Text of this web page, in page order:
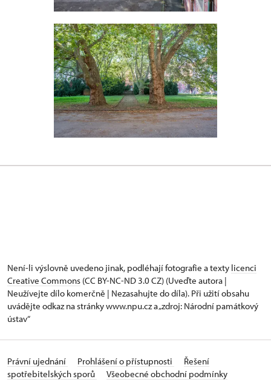
Není-li výslovně uvedeno jinak, podléhají fotografie a texty licenci
Creative Commons (CC BY-NC-ND 3.0 CZ) (Uveďte autora |
Neužívejte dílo komerčně | Nezasahujte do díla). Při užití obsahu
uvádějte odkaz na stránky www.npu.cz a „zdroj: Národní památkový
ústav“
Právní ujednání Prohlášení o přístupnosti
Řešení
spotřebitelských sporů
Všeobecné obchodní podmínky